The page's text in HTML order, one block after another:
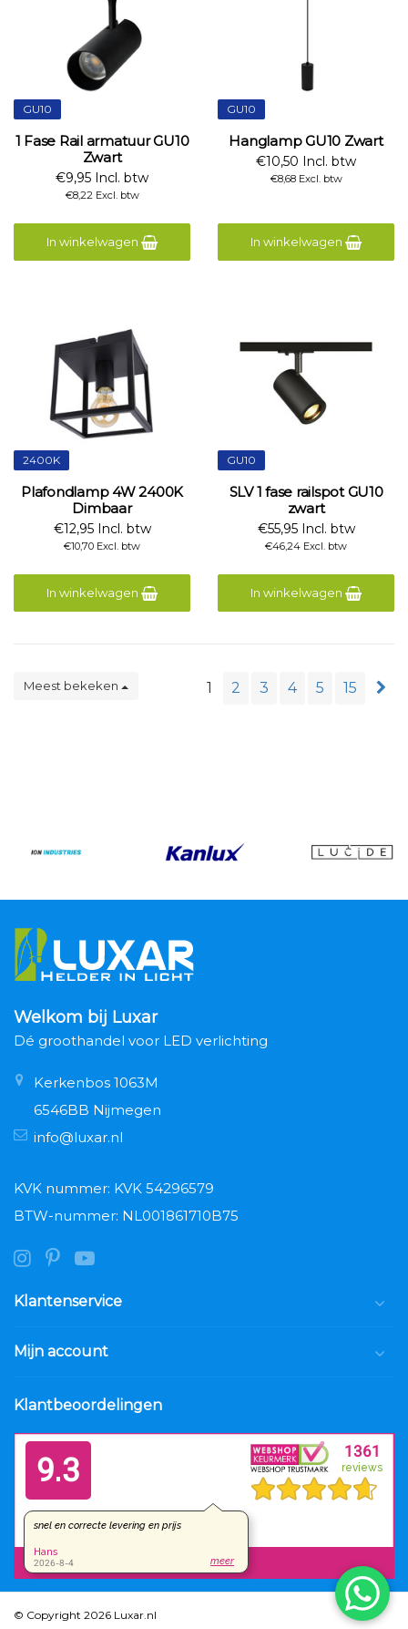
GU10
1 Fase Rail armatuur GU10
Zwart
€9,95 Incl. btw
€8,22 Excl. btw
In winkelwagen
GU10
Hanglamp GU10 Zwart
€10,50 Incl. btw
€8,68 Excl. btw
In winkelwagen
2400K
Plafondlamp 4W 2400K
Dimbaar
€12,95 Incl. btw
€10,70 Excl. btw
In winkelwagen
GU10
SLV 1 fase railspot GU10
zwart
€55,95 Incl. btw
€46,24 Excl. btw
In winkelwagen
Meest bekeken 1 2 3 4 5 15
Welkom bij Luxar
Dé groothandel voor LED verlichting
Kerkenbos 1063M
6546BB Nijmegen
info@luxar.nl
KVK nummer: KVK 54296579
BTW-nummer: NL001861710B75
Klantenservice
Mijn account
Klantbeoordelingen
© Copyright 2026 Luxar.nl